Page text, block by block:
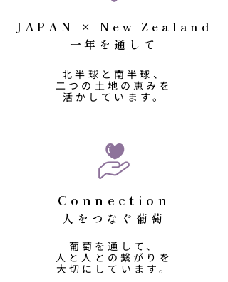
JAPAN × New Zealand
​一年を通して
北半球と南半球、
二つの土地の恵みを
活かしています。
Connection
人をつなぐ葡萄
葡萄を通して、
人と人との繋がりを
大切にしています。